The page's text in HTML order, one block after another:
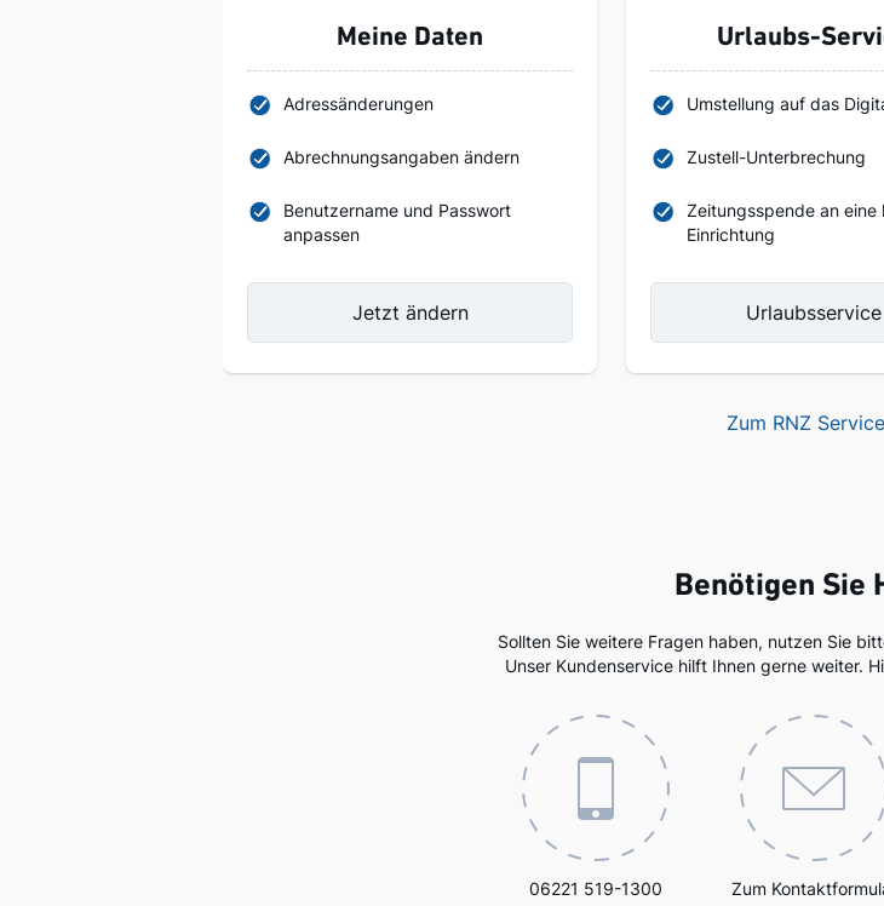
Meine Daten
Adressänderungen
Abrechnungsangaben ändern
Benutzername und Passwort
anpassen
Jetzt ändern
Urlaubs-
Umstellung auf das
Zustell-Unterbrechung
Zeitungsspende an eine
Einrichtung
Urlaubsservice
Zum RNZ
Benötigen Sie
Sollten Sie weitere Fragen haben, nutzen Sie
Unser Kundenservice hilft Ihnen gerne weiter.
06221 519-1300 Zum